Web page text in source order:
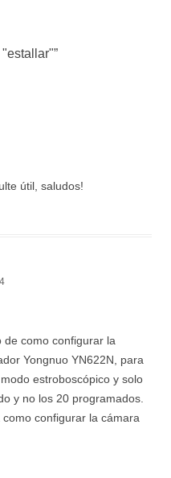
"estallar"”
útil, saludos!
de como configurar la
Yongnuo YN622N, para
estroboscópico y solo
y no los 20 programados.
configurar la cámara